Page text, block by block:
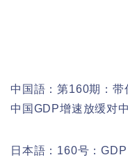
中国語：第160期：带
中国GDP增速放缓对
日本語：160号：